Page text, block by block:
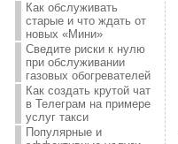
Как обслуживать
старые и что ждать от
новых «Мини»
Сведите риски к нулю
при обслуживании
газовых обогревателей
Как создать крутой чат
в Телеграм на примере
услуг такси
Популярные и